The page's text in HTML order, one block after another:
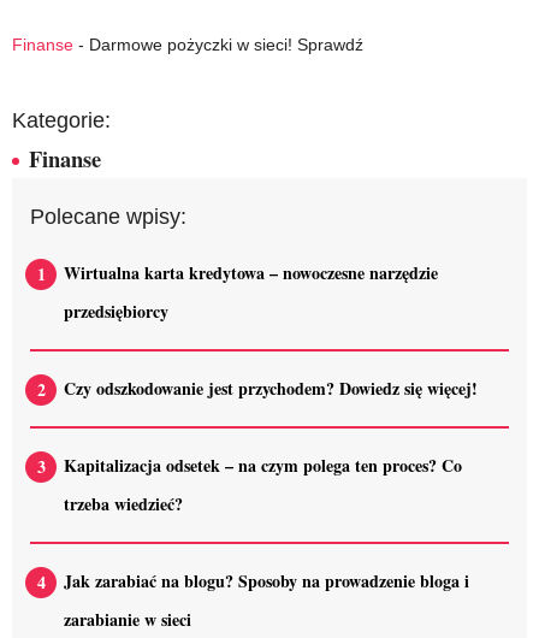
Finanse - Darmowe pożyczki w sieci! Sprawdź
Kategorie:
Finanse
Polecane wpisy:
Wirtualna karta kredytowa – nowoczesne narzędzie
przedsiębiorcy
Czy odszkodowanie jest przychodem? Dowiedz się więcej!
Kapitalizacja odsetek – na czym polega ten proces? Co
trzeba wiedzieć?
Jak zarabiać na blogu? Sposoby na prowadzenie bloga i
zarabianie w sieci